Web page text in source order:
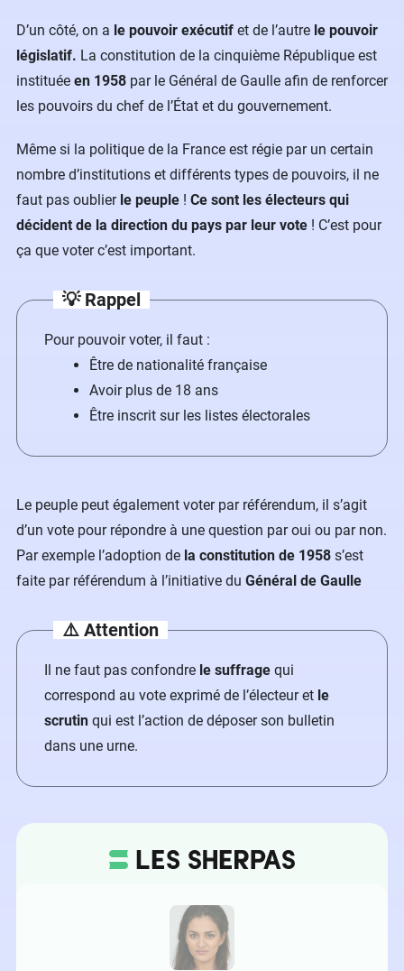
D’un côté, on a le pouvoir exécutif et de l’autre le pouvoir
législatif. La constitution de la cinquième République est
instituée en 1958 par le Général de Gaulle afin de renforcer
les pouvoirs du chef de l’État et du gouvernement.
Même si la politique de la France est régie par un certain
nombre d’institutions et différents types de pouvoirs, il ne
faut pas oublier le peuple ! Ce sont les électeurs qui
décident de la direction du pays par leur vote ! C’est pour
ça que voter c’est important.
💡 Rappel
Pour pouvoir voter, il faut :
Être de nationalité française
Avoir plus de 18 ans
Être inscrit sur les listes électorales
Le peuple peut également voter par référendum, il s’agit
d’un vote pour répondre à une question par oui ou par non.
Par exemple l’adoption de la constitution de 1958 s’est
faite par référendum à l’initiative du Général de Gaulle
⚠️ Attention
Il ne faut pas confondre le suffrage qui
correspond au vote exprimé de l’électeur et le
scrutin qui est l’action de déposer son bulletin
dans une urne.